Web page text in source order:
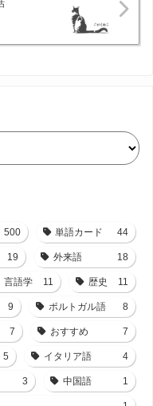
500 単語カード 44
19 外来語 18
言語学 11 歴史 11
9 ポルトガル語 8
7 おすすめ 7
5 イタリア語 4
3 中国語 1